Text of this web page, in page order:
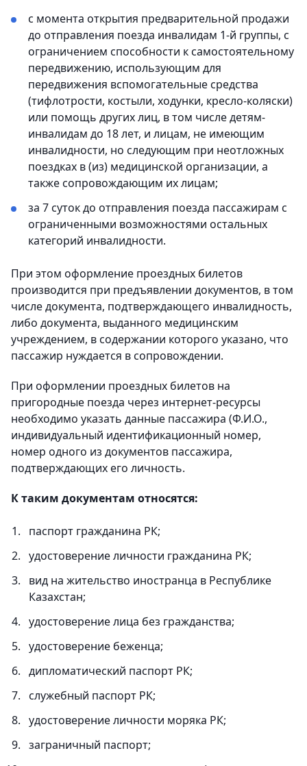
с момента открытия предварительной продажи
до отправления поезда инвалидам 1-й группы, с
ограничением способности к самостоятельному
передвижению, использующим для
передвижения вспомогательные средства
(тифлотрости, костыли, ходунки, кресло-коляски)
или помощь других лиц, в том числе детям-
инвалидам до 18 лет, и лицам, не имеющим
инвалидности, но следующим при неотложных
поездках в (из) медицинской организации, а
также сопровождающим их лицам;
за 7 суток до отправления поезда пассажирам с
ограниченными возможностями остальных
категорий инвалидности.
При этом оформление проездных билетов
производится при предъявлении документов, в том
числе документа, подтверждающего инвалидность,
либо документа, выданного медицинским
учреждением, в содержании которого указано, что
пассажир нуждается в сопровождении.
При оформлении проездных билетов на
пригородные поезда через интернет-ресурсы
необходимо указать данные пассажира (Ф.И.О.,
индивидуальный идентификационный номер,
номер одного из документов пассажира,
подтверждающих его личность.
К таким документам относятся:
паспорт гражданина РК;
удостоверение личности гражданина РК;
вид на жительство иностранца в Республике
Казахстан;
удостоверение лица без гражданства;
удостоверение беженца;
дипломатический паспорт РК;
служебный паспорт РК;
удостоверение личности моряка РК;
заграничный паспорт;